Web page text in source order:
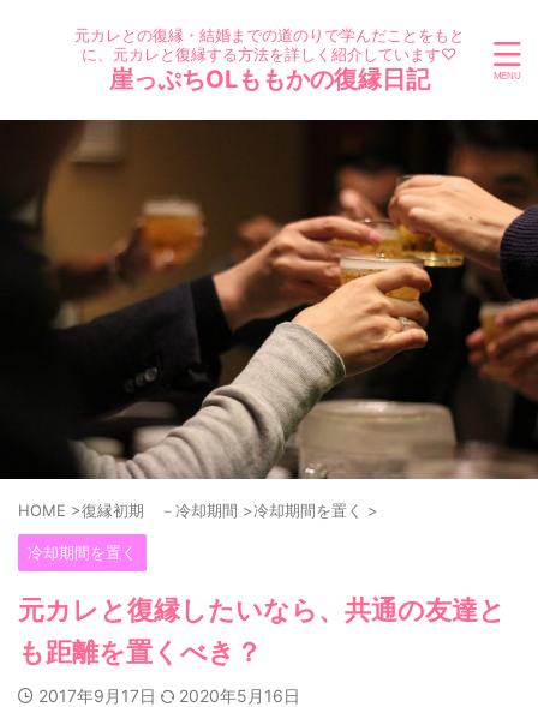
元カレとの復縁・結婚までの道のりで学んだことをもと
に、元カレと復縁する方法を詳しく紹介しています♡
崖っぷちOLももかの復縁日記
HOME >復縁初期 －冷却期間 >冷却期間を置く >
冷却期間を置く
元カレと復縁したいなら、共通の友達と
も距離を置くべき？
2017年9月17日 2020年5月16日